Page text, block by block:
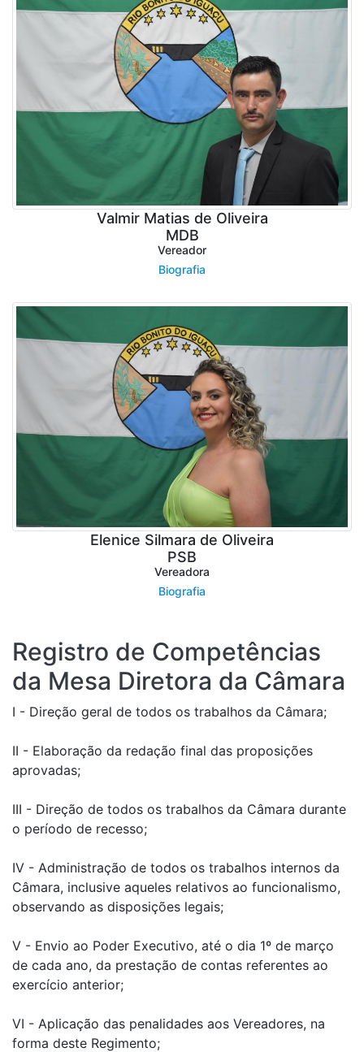
Valmir Matias de Oliveira
MDB
Vereador
Biografia
Elenice Silmara de Oliveira
PSB
Vereadora
Biografia
Registro de Competências
da Mesa Diretora da Câmara
I - Direção geral de todos os trabalhos da Câmara;
II - Elaboração da redação final das proposições
aprovadas;
III - Direção de todos os trabalhos da Câmara durante
o período de recesso;
IV - Administração de todos os trabalhos internos da
Câmara, inclusive aqueles relativos ao funcionalismo,
observando as disposições legais;
V - Envio ao Poder Executivo, até o dia 1º de março
de cada ano, da prestação de contas referentes ao
exercício anterior;
VI - Aplicação das penalidades aos Vereadores, na
forma deste Regimento;